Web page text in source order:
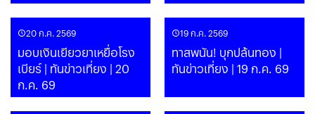
20 ก.ค. 2569
มอบเงินเยียวยาเหยื่อโรง
เบียร์ | ทันข่าวเที่ยง | 20
ก.ค. 69
19 ก.ค. 2569
ทาสพนัน! บุกปล้นทอง |
ทันข่าวเที่ยง | 19 ก.ค. 69